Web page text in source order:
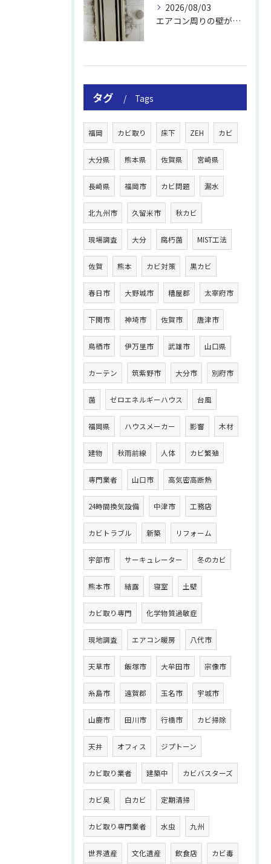
2026/08/03
エアコン周りの壁が結露しやすい理由
タグ Tags
福岡 カビ取り 床下 ZEH カビ
大分県 熊本県 佐賀県 宮崎県
長崎県 福岡市 カビ問題 漏水
北九州市 久留米市 秋カビ
現場調査 大分 腐朽菌 MIST工法
佐賀 熊本 カビ対策 黒カビ
春日市 大野城市 糟屋郡 太宰府市
下関市 神埼市 佐賀市 唐津市
鳥栖市 伊万里市 武雄市 山口県
カーテン 筑紫野市 大分市 別府市
菌 ゼロエネルギーハウス 台風
福岡県 ハウスメーカー 影響 木材
建物 秋雨前線 人体 カビ繁殖
専門業者 山口市 高気密高断熱
24時間換気設備 中津市 工務店
カビトラブル 新築 リフォーム
宇部市 サーキュレーター 冬のカビ
熊本市 結露 寝室 土壁
カビ取り専門 化学物質過敏症
現地調査 エアコン暖房 八代市
天草市 飯塚市 大牟田市 宗像市
糸島市 遠賀郡 玉名市 宇城市
山鹿市 田川市 行橋市 カビ掃除
天井 オフィス ジプトーン
カビ取り業者 建築中 カビバスターズ
カビ臭 白カビ 定期清掃
カビ取り専門業者 水虫 九州
世界遺産 文化遺産 飲食店 カビ毒